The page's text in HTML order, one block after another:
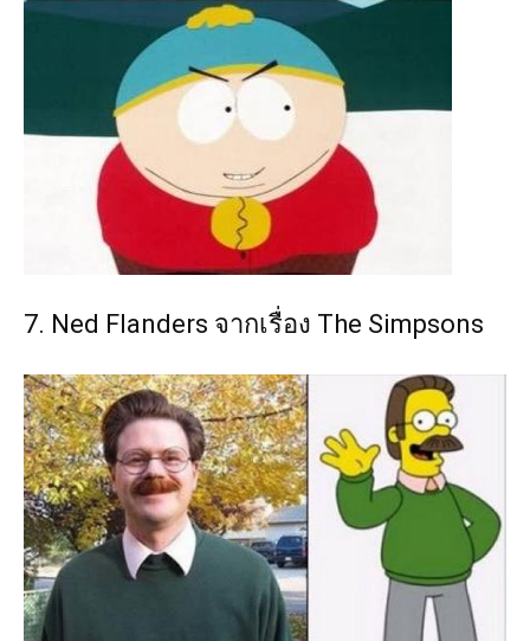
7. Ned Flanders จากเรื่อง The Simpsons